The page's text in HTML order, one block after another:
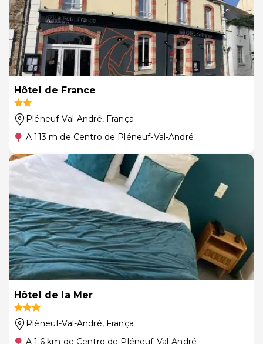
Hôtel de France
Pléneuf-Val-André, França
A 113 m de Centro de Pléneuf-Val-André
Hôtel de la Mer
Pléneuf-Val-André, França
A 1.6 km de Centro de Pléneuf-Val-André